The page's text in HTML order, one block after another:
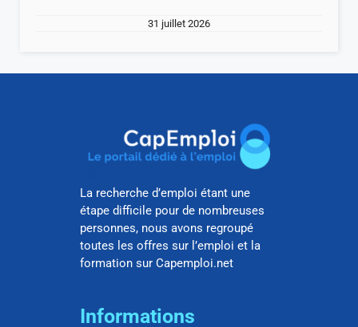
31 juillet 2026
La recherche d’emploi étant une
étape difficile pour de nombreuses
personnes, nous avons regroupé
toutes les offres sur l’emploi et la
formation sur Capemploi.net
Informations